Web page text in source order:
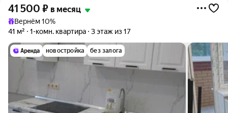
41 500 ₽ в месяц
Вернём 10%
41 м²
1-комн. квартира 3 этаж из 17
новостройка без залога